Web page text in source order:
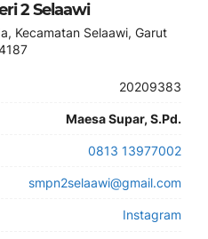
2 Selaawi
Kecamatan Selaawi, Garut
20209383
Maesa Supar, S.Pd.
0813 13977002
smpn2selaawi@gmail.com
Instagram